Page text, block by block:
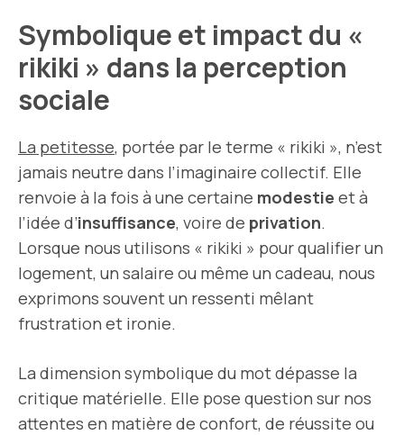
Symbolique et impact du «
rikiki » dans la perception
sociale
La petitesse, portée par le terme « rikiki », n’est
jamais neutre dans l’imaginaire collectif. Elle
renvoie à la fois à une certaine modestie et à
l’idée d’insuffisance, voire de privation.
Lorsque nous utilisons « rikiki » pour qualifier un
logement, un salaire ou même un cadeau, nous
exprimons souvent un ressenti mêlant
frustration et ironie.
La dimension symbolique du mot dépasse la
critique matérielle. Elle pose question sur nos
attentes en matière de confort, de réussite ou